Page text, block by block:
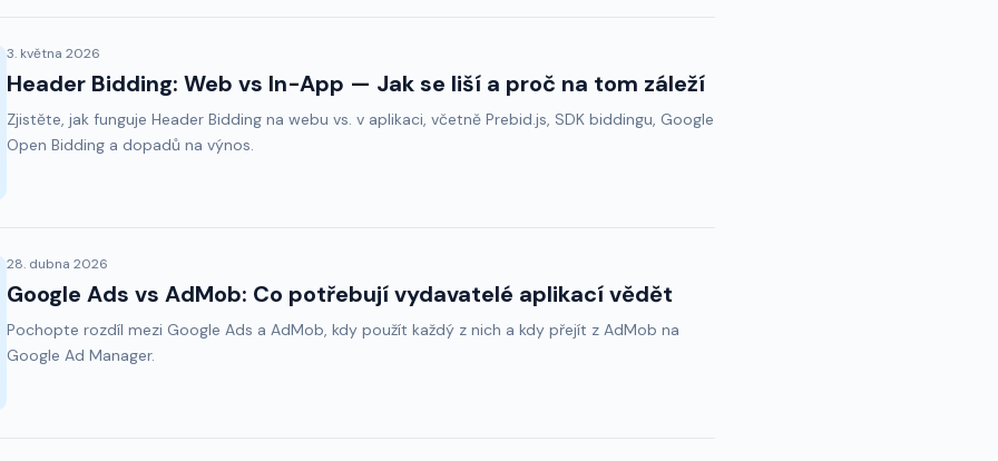
3. května 2026
Header Bidding: Web vs In-App — Jak se liší a proč na tom záleží
Zjistěte, jak funguje Header Bidding na webu vs. v aplikaci, včetně Prebid.js, SDK biddingu, Google
Open Bidding a dopadů na výnos.
28. dubna 2026
Google Ads vs AdMob: Co potřebují vydavatelé aplikací vědět
Pochopte rozdíl mezi Google Ads a AdMob, kdy použít každý z nich a kdy přejít z AdMob na
Google Ad Manager.